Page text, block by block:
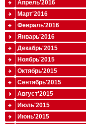
Апрель'2016
Март'2016
Февраль'2016
Январь'2016
Декабрь'2015
Ноябрь'2015
Октябрь'2015
Сентябрь'2015
Август'2015
Июль'2015
Июнь'2015